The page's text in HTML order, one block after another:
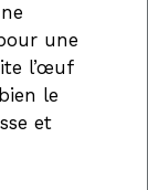
une
l’œuf
le
et